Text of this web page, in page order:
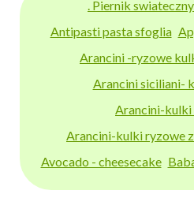
. Piernik
Antipasti pasta sfoglia
Arancini -ryzowe
Arancini siciliani-
Arancini-kulki
Arancini-kulki ryzowe
Avocado - cheesecake